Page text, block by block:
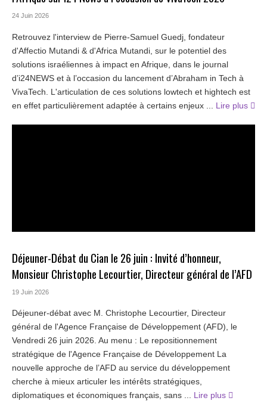
24 Juin 2026
Retrouvez l'interview de Pierre-Samuel Guedj, fondateur
d'Affectio Mutandi & d'Africa Mutandi, sur le potentiel des
solutions israéliennes à impact en Afrique, dans le journal
d’i24NEWS et à l’occasion du lancement d’Abraham in Tech à
VivaTech. L'articulation de ces solutions lowtech et hightech est
en effet particulièrement adaptée à certains enjeux ...
Lire plus
Déjeuner-Débat du Cian le 26 juin : Invité d’honneur,
Monsieur Christophe Lecourtier, Directeur général de l’AFD
19 Juin 2026
Déjeuner-débat avec M. Christophe Lecourtier, Directeur
général de l'Agence Française de Développement (AFD), le
Vendredi 26 juin 2026. Au menu : Le repositionnement
stratégique de l'Agence Française de Développement La
nouvelle approche de l’AFD au service du développement
cherche à mieux articuler les intérêts stratégiques,
diplomatiques et économiques français, sans ...
Lire plus